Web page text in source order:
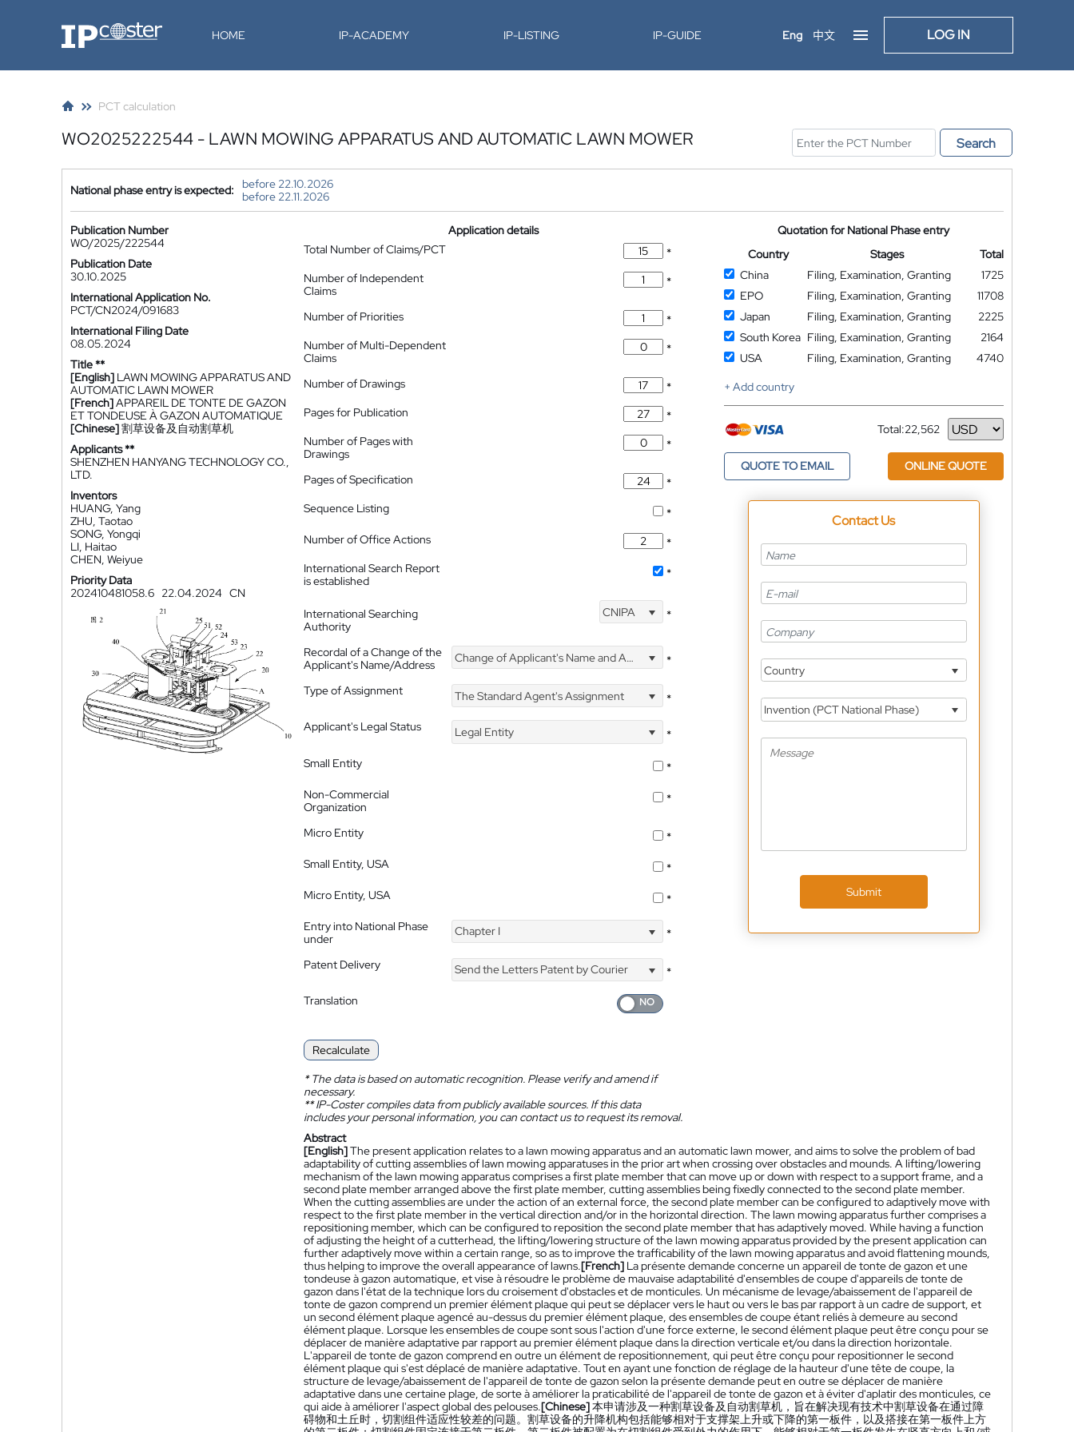
IP-Coster HOME IP-ACADEMY IP-LISTING IP-GUIDE Eng 中文 LOG IN
PCT calculation
WO2025222544 - LAWN MOWING APPARATUS AND AUTOMATIC LAWN MOWER Search
National phase entry is expected:
before 22.10.2026
before 22.11.2026
Publication Number
WO/2025/222544
Publication Date
30.10.2025
International Application No.
PCT/CN2024/091683
International Filing Date
08.05.2024
Title **
[English] LAWN MOWING APPARATUS AND
AUTOMATIC LAWN MOWER
[French]APPAREIL DE TONTE DE GAZON
ET TONDEUSE À GAZON AUTOMATIQUE
[Chinese]割草设备及自动割草机
Applicants **
SHENZHEN HANYANG TECHNOLOGY CO.,
LTD.
Inventors
HUANG, Yang
ZHU, Taotao
SONG, Yongqi
LI, Haitao
CHEN, Weiyue
Priority Data
202410481058.6 22.04.2024 CN
Application details
Total Number of Claims/PCT
*
Number of Independent
Claims
*
Number of Priorities
*
Number of Multi-Dependent
Claims
*
Number of Drawings
*
Pages for Publication
*
Number of Pages with
Drawings
*
Pages of Specification
*
Sequence Listing
*
Number of Office Actions
*
International Search Report
is established
*
International Searching
Authority
CNIPA *
Recordal of a Change of the
Applicant's Name/Address
Change of Applicant's Name and Address *
Type of Assignment The Standard Agent's Assignment
*
Applicant's Legal Status
Legal Entity
*
Small Entity
*
Non-Commercial
Organization
*
Micro Entity
*
Small Entity, USA
*
Micro Entity, USA
*
Entry into National Phase
under
Chapter I *
Patent Delivery Send the Letters Patent by Courier
*
Translation
Recalculate
*The data is based on automatic recognition. Please verify and amend if
necessary.
**IP-Coster compiles data from publicly available sources. If this data
includes your personal information, you can contact us to request its removal.
Quotation for National Phase entry
Country
Stages
Total
China
Filing, Examination, Granting
1725
EPO
Filing, Examination, Granting
11708
Japan
Filing, Examination, Granting
2225
South Korea Filing, Examination, Granting
2164
USA
Filing, Examination, Granting
4740
+ Add country
Total:22,562
Currency
QUOTE TO EMAIL ONLINE QUOTE
Contact Us
Country
Invention (PCT National Phase)
Submit
Abstract
[English]The present application relates to a lawn mowing apparatus and an automatic lawn mower, and aims to solve the problem of bad
adaptability of cutting assemblies of lawn mowing apparatuses in the prior art when crossing over obstacles and mounds. A lifting/lowering
mechanism of the lawn mowing apparatus comprises a first plate member that can move up or down with respect to a support frame, and a
second plate member arranged above the first plate member, cutting assemblies being fixedly connected to the second plate member.
When the cutting assemblies are under the action of an external force, the second plate member can be configured to adaptively move with
respect to the first plate member in the vertical direction and/or in the horizontal direction. The lawn mowing apparatus further comprises a
repositioning member, which can be configured to reposition the second plate member that has adaptively moved. While having a function
of adjusting the height of a cutterhead, the lifting/lowering structure of the lawn mowing apparatus provided by the present application can
further adaptively move within a certain range, so as to improve the trafficability of the lawn mowing apparatus and avoid flattening mounds,
thus helping to improve the overall appearance of lawns.[French] La présente demande concerne un appareil de tonte de gazon et une
tondeuse à gazon automatique, et vise à résoudre le problème de mauvaise adaptabilité d'ensembles de coupe d'appareils de tonte de
gazon dans l'état de la technique lors du croisement d'obstacles et de monticules. Un mécanisme de levage/abaissement de l'appareil de
tonte de gazon comprend un premier élément plaque qui peut se déplacer vers le haut ou vers le bas par rapport à un cadre de support, et
un second élément plaque agencé au-dessus du premier élément plaque, des ensembles de coupe étant reliés à demeure au second
élément plaque. Lorsque les ensembles de coupe sont sous l'action d'une force externe, le second élément plaque peut être conçu pour se
déplacer de manière adaptative par rapport au premier élément plaque dans la direction verticale et/ou dans la direction horizontale.
L'appareil de tonte de gazon comprend en outre un élément de repositionnement, qui peut être conçu pour repositionner le second
élément plaque qui s'est déplacé de manière adaptative. Tout en ayant une fonction de réglage de la hauteur d'une tête de coupe, la
structure de levage/abaissement de l'appareil de tonte de gazon selon la présente demande peut en outre se déplacer de manière
adaptative dans une certaine plage, de sorte à améliorer la praticabilité de l'appareil de tonte de gazon et à éviter d'aplatir des monticules, ce
qui aide à améliorer l'aspect global des pelouses.[Chinese]本申请涉及一种割草设备及自动割草机，旨在解决现有技术中割草设备在通过障
碍物和土丘时，切割组件适应性较差的问题。割草设备的升降机构包括能够相对于支撑架上升或下降的第一板件，以及搭接在第一板件上方